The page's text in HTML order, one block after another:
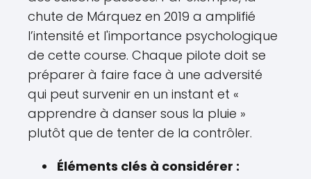
chute de Márquez en 2019 a amplifié
l’intensité et l'importance psychologique
de cette course. Chaque pilote doit se
préparer à faire face à une adversité
qui peut survenir en un instant et «
apprendre à danser sous la pluie »
plutôt que de tenter de la contrôler.
Éléments clés à considérer :